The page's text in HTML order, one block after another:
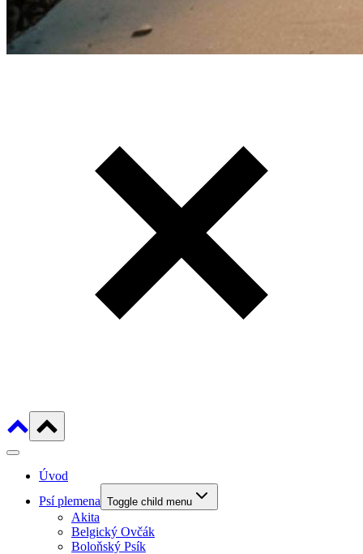
Úvod
Psí plemena Toggle child menu
Akita
Belgický Ovčák
Boloňský Psík